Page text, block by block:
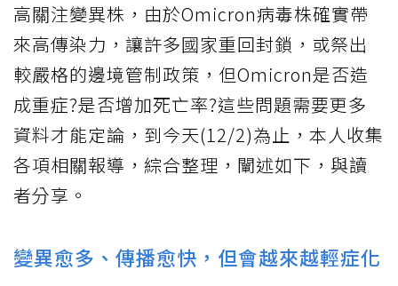
高關注變異株，由於Omicron病毒株確實帶
來高傳染力，讓許多國家重回封鎖，或祭出
較嚴格的邊境管制政策，但Omicron是否造
成重症?是否增加死亡率?這些問題需要更多
資料才能定論，到今天(12/2)為止，本人收集
各項相關報導，綜合整理，闡述如下，與讀
者分享。
變異愈多、傳播愈快，但會越來越輕症化